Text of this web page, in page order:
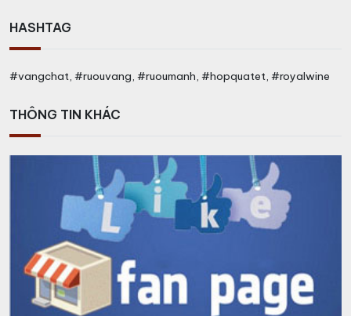
HASHTAG
#vangchat, #ruouvang, #ruoumanh, #hopquatet, #royalwine
THÔNG TIN KHÁC